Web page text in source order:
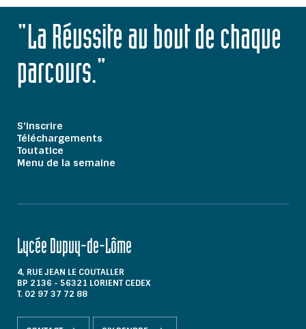
"La Réussite au bout de chaque
parcours."
S'inscrire
Téléchargements
Toutatice
Menu de la semaine
Lycée Dupuy-de-Lôme
4, RUE JEAN LE COUTALLER
BP 2136 - 56321 LORIENT CEDEX
T. 02 97 37 72 88